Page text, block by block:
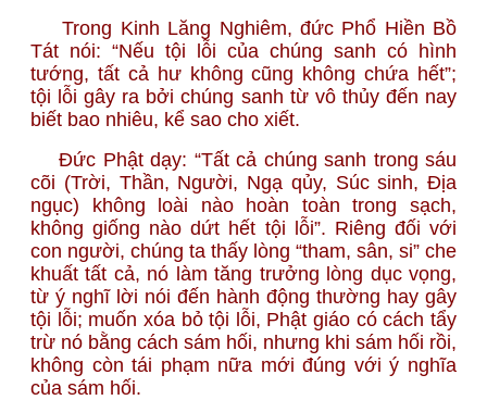
Trong Kinh Lăng Nghiêm, đức Phổ Hiền Bồ
Tát nói: “Nếu tội lỗi của chúng sanh có hình
tướng, tất cả hư không cũng không chứa hết”;
tội lỗi gây ra bởi chúng sanh từ vô thủy đến nay
biết bao nhiêu, kể sao cho xiết.
Đức Phật dạy: “Tất cả chúng sanh trong sáu
cõi (Trời, Thần, Người, Ngạ qủy, Súc sinh, Địa
ngục) không loài nào hoàn toàn trong sạch,
không giống nào dứt hết tội lỗi”. Riêng đối với
con người, chúng ta thấy lòng “tham, sân, si” che
khuất tất cả, nó làm tăng trưởng lòng dục vọng,
từ ý nghĩ lời nói đến hành động thường hay gây
tội lỗi; muốn xóa bỏ tội lỗi, Phật giáo có cách tẩy
trừ nó bằng cách sám hối, nhưng khi sám hối rồi,
không còn tái phạm nữa mới đúng với ý nghĩa
của sám hối.